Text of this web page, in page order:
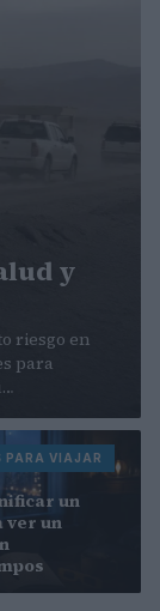
y
riesgo en
para
PARA VIAJAR
un
ver un